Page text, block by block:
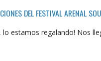
DEL FESTIVAL ARENAL
lo estamos regalando! Nos